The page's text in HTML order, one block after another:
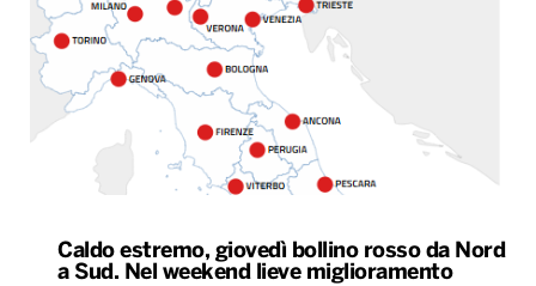
Caldo estremo, giovedì bollino rosso da Nord
a Sud. Nel weekend lieve miglioramento